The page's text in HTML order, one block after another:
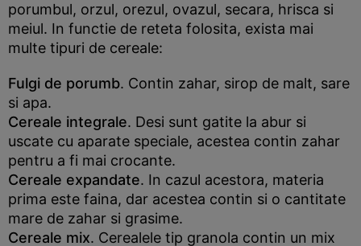
porumbul, orzul, orezul, ovazul, secara, hrisca si
meiul. In functie de reteta folosita, exista mai
multe tipuri de cereale:
Fulgi de porumb. Contin zahar, sirop de malt, sare
si apa.
Cereale integrale. Desi sunt gatite la abur si
uscate cu aparate speciale, acestea contin zahar
pentru a fi mai crocante.
Cereale expandate. In cazul acestora, materia
prima este faina, dar acestea contin si o cantitate
mare de zahar si grasime.
Cereale mix. Cerealele tip granola contin un mix